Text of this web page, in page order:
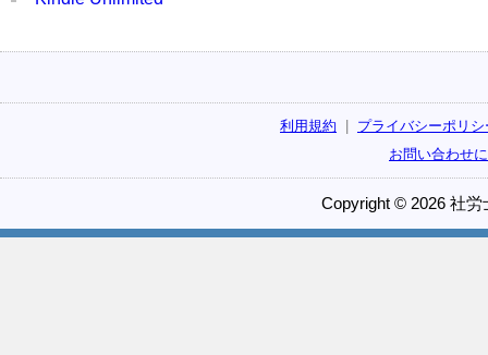
利用規約
プライバシーポリシ
お問い合わせ
Copyright © 2026 社